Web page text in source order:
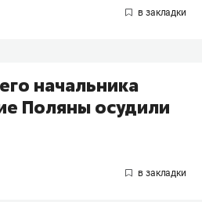
начальника
Поляны осудили